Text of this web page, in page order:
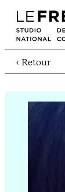
‹ Retour